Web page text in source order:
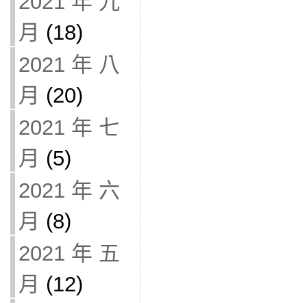
月 (18)
2021 年 八
月 (20)
2021 年 七
月 (5)
2021 年 六
月 (8)
2021 年 五
月 (12)